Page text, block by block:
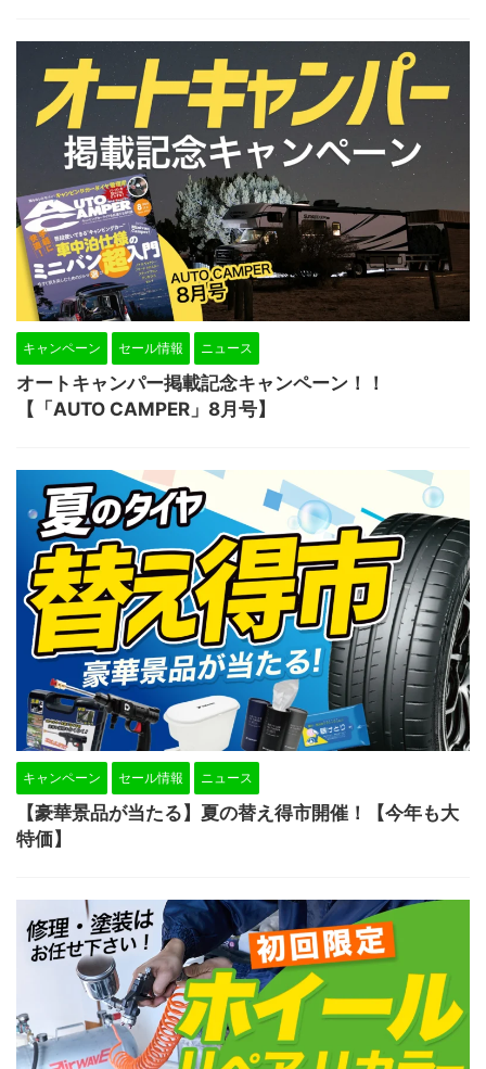
キャンペーン セール情報 ニュース
オートキャンパー掲載記念キャンペーン！！
【「AUTO CAMPER」8月号】
キャンペーン セール情報 ニュース
【豪華景品が当たる】夏の替え得市開催！【今年も大
特価】